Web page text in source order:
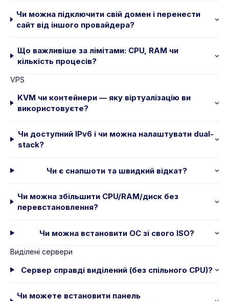
Чи можна підключити свій домен і перенести
сайт від іншого провайдера?
Що важливіше за лімітами: CPU, RAM чи
кількість процесів?
VPS
KVM чи контейнери — яку віртуалізацію ви
використовуєте?
Чи доступний IPv6 і чи можна налаштувати dual-
stack?
Чи є снапшоти та швидкий відкат?
Чи можна збільшити CPU/RAM/диск без
перевстановлення?
Чи можна встановити ОС зі свого ISO?
Виділені сервери
Сервер справді виділений (без спільного CPU)?
Чи можете встановити панель